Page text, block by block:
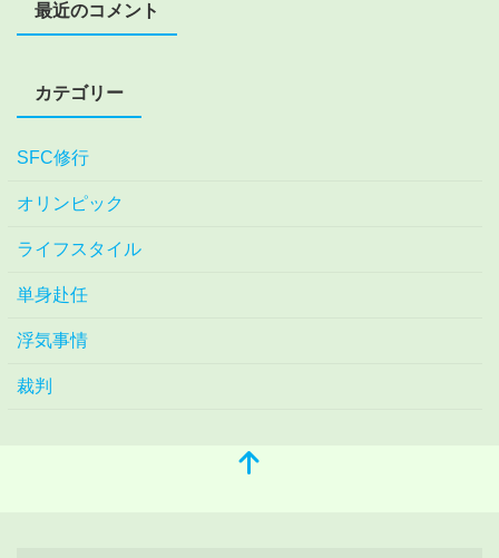
最近のコメント
カテゴリー
SFC修行
オリンピック
ライフスタイル
単身赴任
浮気事情
裁判